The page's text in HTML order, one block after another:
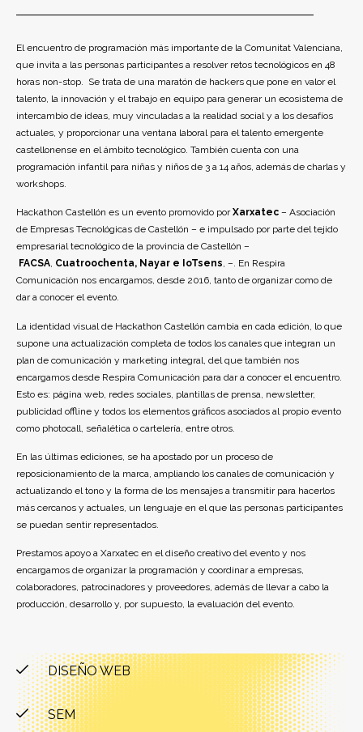
El encuentro de programación más importante de la Comunitat Valenciana,
que invita a las personas participantes a resolver retos tecnológicos en 48
horas non-stop. Se trata de una maratón de hackers que pone en valor el
talento, la innovación y el trabajo en equipo para generar un ecosistema de
intercambio de ideas, muy vinculadas a la realidad social y a los desafíos
actuales, y proporcionar una ventana laboral para el talento emergente
castellonense en el ámbito tecnológico. También cuenta con una
programación infantil para niñas y niños de 3 a 14 años, además de charlas y
workshops.
Hackathon Castellón es un evento promovido porXarxatec – Asociación
de Empresas Tecnológicas de Castellón – e impulsado por parte del tejido
empresarial tecnológico de la provincia de Castellón –
FACSA, Cuatroochenta, Nayar e IoTsens, –. En Respira
Comunicación nos encargamos, desde 2016, tanto de organizar como de
dar a conocer el evento.
La identidad visual de Hackathon Castellón cambia en cada edición, lo que
supone una actualización completa de todos los canales que integran un
plan de comunicación y marketing integral, del que también nos
encargamos desde Respira Comunicación para dar a conocer el encuentro.
Esto es: página web, redes sociales, plantillas de prensa, newsletter,
publicidad offline y todos los elementos gráficos asociados al propio evento
como photocall, señalética o cartelería, entre otros.
En las últimas ediciones, se ha apostado por un proceso de
reposicionamiento de la marca, ampliando los canales de comunicación y
actualizando el tono y la forma de los mensajes a transmitir para hacerlos
más cercanos y actuales, un lenguaje en el que las personas participantes
se puedan sentir representados.
Prestamos apoyo a Xarxatec en el diseño creativo del evento y nos
encargamos de organizar la programación y coordinar a empresas,
colaboradores, patrocinadores y proveedores, además de llevar a cabo la
producción, desarrollo y, por supuesto, la evaluación del evento.
DISEÑO WEB
SEM